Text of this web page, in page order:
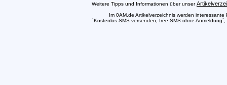
Weitere Tipps und Informationen über unser
Im 0AM.de Artikelverzeichnis werden
`Kostenlos SMS versenden, free SMS ohne